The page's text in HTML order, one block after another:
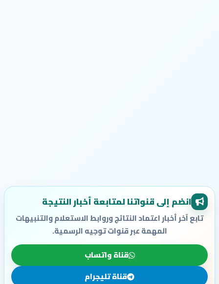
انضم إلى قنواتنا لمتابعة أخبار النتيجة
تابع آخر أخبار اعتماد النتائج وروابط الاستعلام والتنبيهات
المهمة عبر قنوات توجيه الرسمية.
قناة واتساب
قناة تليجرام